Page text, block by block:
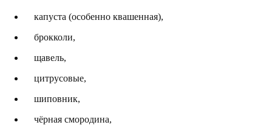
капуста (особенно квашенная),
брокколи,
щавель,
цитрусовые,
шиповник,
чёрная смородина,